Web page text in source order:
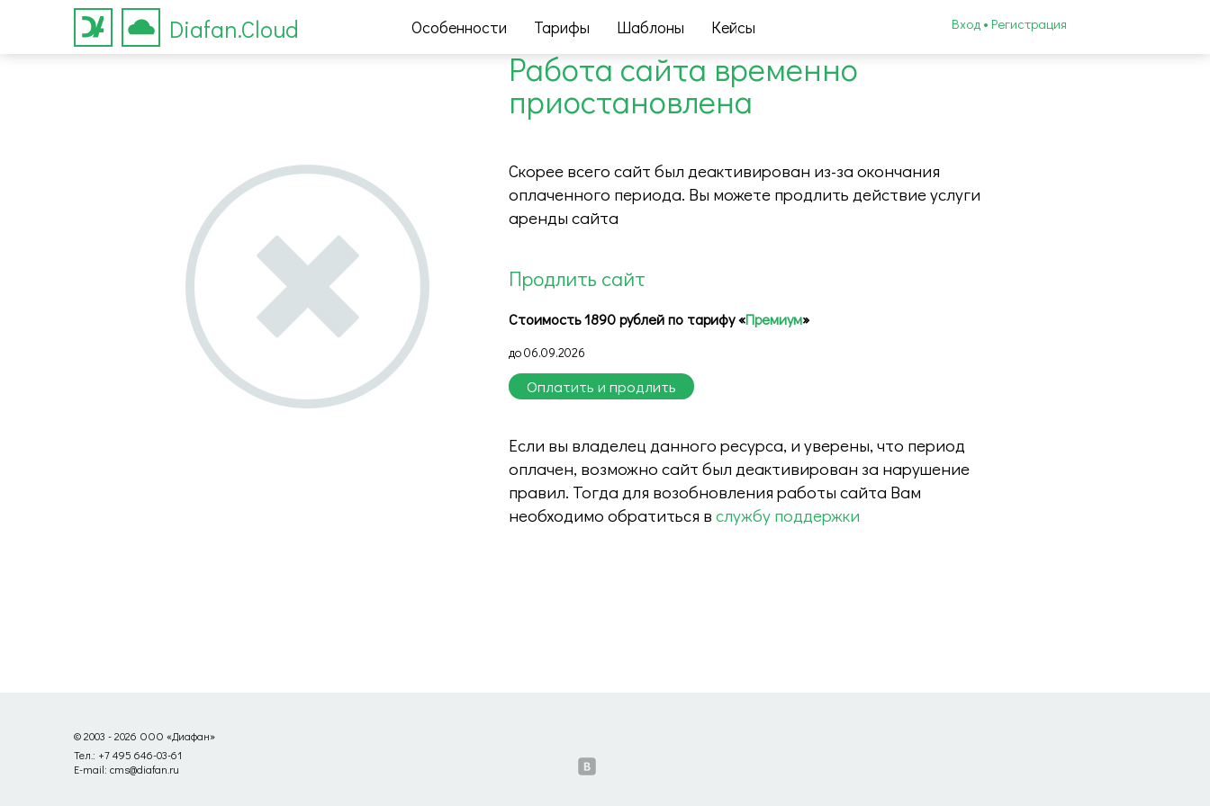
Diafan.Cloud Особенности Тарифы Шаблоны Кейсы Вход • Регистрация
Работа сайта временно
приостановлена
Скорее всего сайт был деактивирован из-за окончания
оплаченного периода. Вы можете продлить действие услуги
аренды сайта
Продлить сайт
Стоимость 1890 рублей по тарифу «Премиум»
до 06.09.2026
Если вы владелец данного ресурса, и уверены, что период
оплачен, возможно сайт был деактивирован за нарушение
правил. Тогда для возобновления работы сайта Вам
необходимо обратиться в службу поддержки
© 2003 - 2026 ООО «Диафан»
Тел.: +7 495 646-03-61
E-mail: cms@diafan.ru